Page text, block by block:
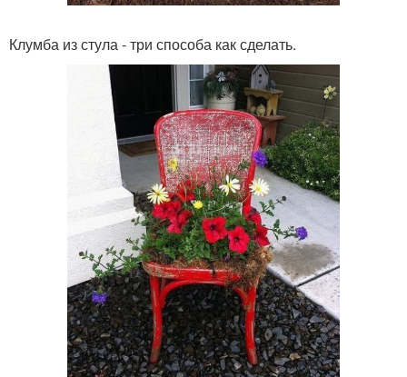
Клумба из стула - три способа как сделать.